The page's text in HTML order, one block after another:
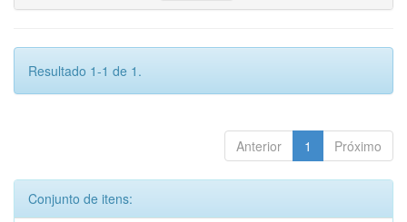
Resultado 1-1 de 1.
Anterior 1 Próximo
Conjunto de itens: